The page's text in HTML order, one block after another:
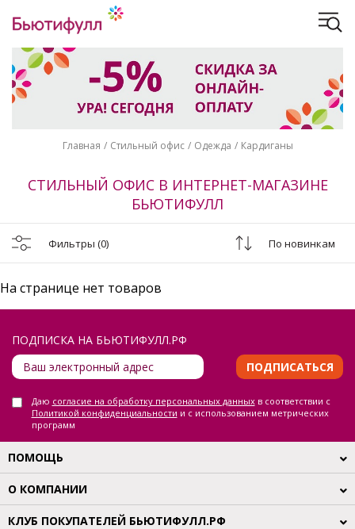
Главная Стильный офис Одежда Кардиганы
СТИЛЬНЫЙ ОФИС В ИНТЕРНЕТ-МАГАЗИНЕ
БЬЮТИФУЛЛ
Фильтры (0) По новинкам
На странице нет товаров
ПОДПИСКА НА БЬЮТИФУЛЛ.РФ
ПОДПИСАТЬСЯ
Даю согласие на обработку персональных данныхв соответствии с
Политикой конфиденциальности и с использованием метрических
программ
ПОМОЩЬ
О КОМПАНИИ
КЛУБ ПОКУПАТЕЛЕЙ БЬЮТИФУЛЛ.РФ